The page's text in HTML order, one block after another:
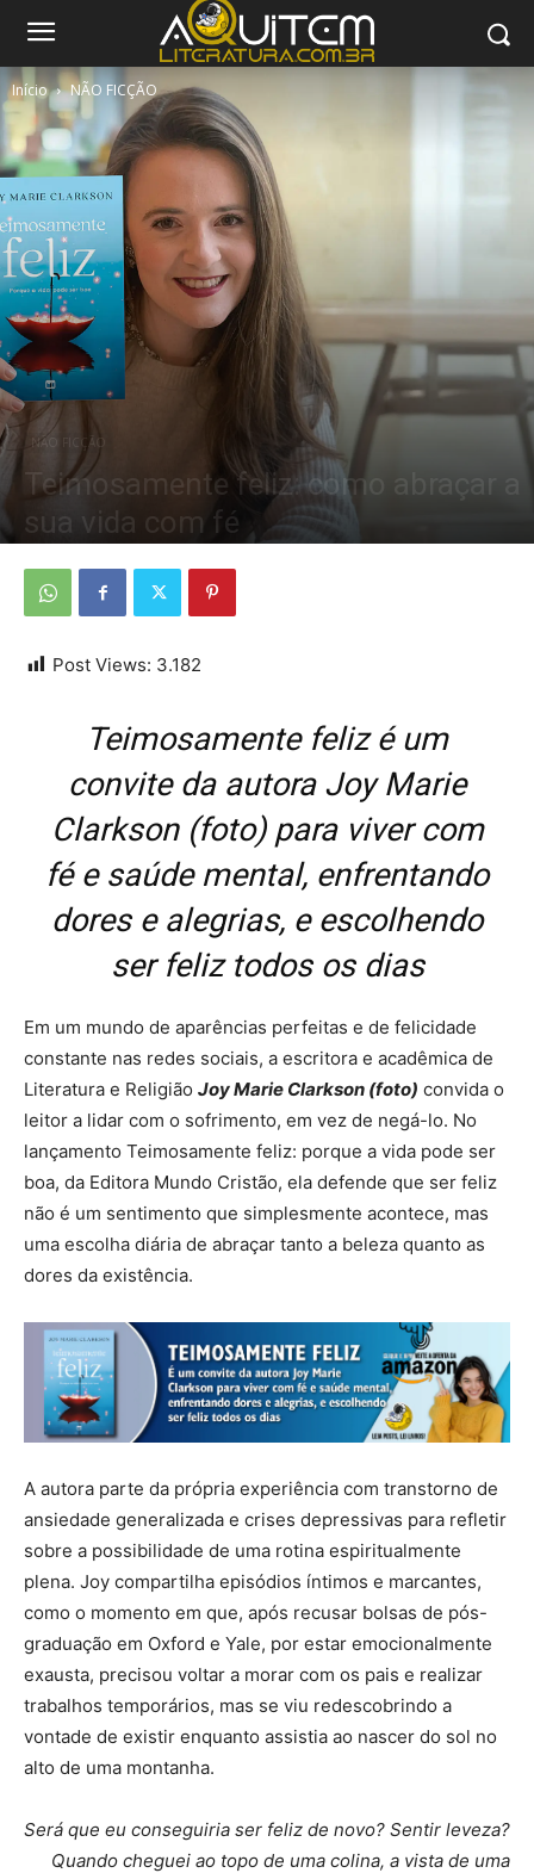
Início NÃO FICÇÃO
NÃO FICÇÃO
Teimosamente feliz: como abraçar a
sua vida com fé
Post Views: 3.182
Teimosamente feliz é um
convite da autora Joy Marie
Clarkson (foto) para viver com
fé e saúde mental, enfrentando
dores e alegrias, e escolhendo
ser feliz todos os dias
Em um mundo de aparências perfeitas e de felicidade
constante nas redes sociais, a escritora e acadêmica de
Literatura e Religião Joy Marie Clarkson (foto) convida o
leitor a lidar com o sofrimento, em vez de negá-lo. No
lançamento Teimosamente feliz: porque a vida pode ser
boa, da Editora Mundo Cristão, ela defende que ser feliz
não é um sentimento que simplesmente acontece, mas
uma escolha diária de abraçar tanto a beleza quanto as
dores da existência.
A autora parte da própria experiência com transtorno de
ansiedade generalizada e crises depressivas para refletir
sobre a possibilidade de uma rotina espiritualmente
plena. Joy compartilha episódios íntimos e marcantes,
como o momento em que, após recusar bolsas de pós-
graduação em Oxford e Yale, por estar emocionalmente
exausta, precisou voltar a morar com os pais e realizar
trabalhos temporários, mas se viu redescobrindo a
vontade de existir enquanto assistia ao nascer do sol no
alto de uma montanha.
Será que eu conseguiria ser feliz de novo? Sentir leveza?
Quando cheguei ao topo de uma colina, a vista de uma